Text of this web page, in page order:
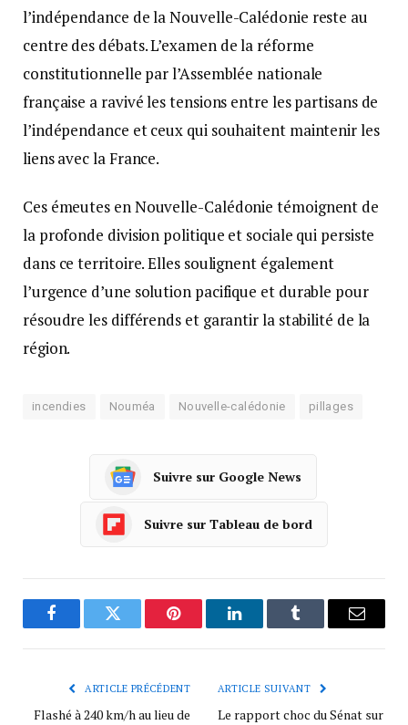
l’indépendance de la Nouvelle-Calédonie reste au
centre des débats. L’examen de la réforme
constitutionnelle par l’Assemblée nationale
française a ravivé les tensions entre les partisans de
l’indépendance et ceux qui souhaitent maintenir les
liens avec la France.
Ces émeutes en Nouvelle-Calédonie témoignent de
la profonde division politique et sociale qui persiste
dans ce territoire. Elles soulignent également
l’urgence d’une solution pacifique et durable pour
résoudre les différends et garantir la stabilité de la
région.
incendies Nouméa Nouvelle-calédonie pillages
Suivre sur Google News
Suivre sur Tableau de bord
FacebookTwitter Pinterest LinkedInTumblr
ARTICLE PRÉCÉDENT
Flashé à 240 km/h au lieu de
ARTICLE SUIVANT
Le rapport choc du Sénat sur